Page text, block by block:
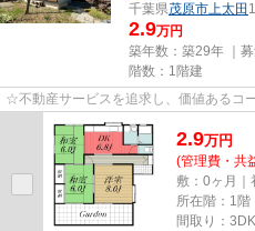
千葉県茂原市上太田
2.9万円
築年数：築29年 ｜募
階数：1階建
☆不動産サービスを追求し、価値あるコ
2.9万円
(管理費・共
敷：0ヶ月｜
所在階：1階
間取り：3DK